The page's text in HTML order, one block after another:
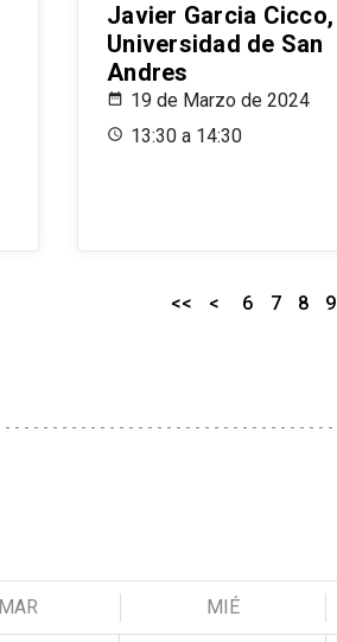
Javier Garcia Cicco,
Universidad de San
Andres
19 de Marzo de 2024
13:30 a 14:30
<< < 6 7 8 9
MAR MIÉ